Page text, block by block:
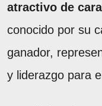
atractivo de
conocido por su
ganador,
y liderazgo para